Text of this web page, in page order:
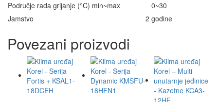
Područje rada grijanje (°C) min~max
0~30
Jamstvo
2 godine
Povezani proizvodi